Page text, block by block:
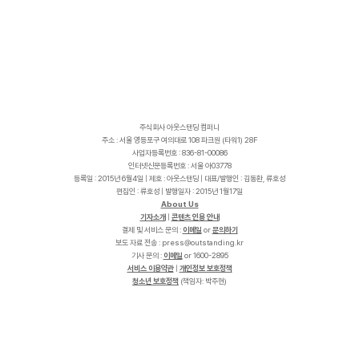
주식회사 아웃스탠딩 컴퍼니
주소 : 서울 영등포구 여의대로 108 파크원 (타워1) 28F
사업자등록번호 : 836-81-00086
인터넷신문등록번호 : 서울 아03778
등록일 : 2015년 6월4일 | 제호 : 아웃스탠딩 | 대표/발행인 : 김동환, 류호성
편집인 : 류호성 | 발행일자 : 2015년 1월17일
About Us
기자소개
콘텐츠 인용 안내
결제 및 서비스 문의 : 이메일 or문의하기
보도 자료 전송 :
r
k
.
g
n
i
d
n
a
t
s
t
u
o
@
s
s
e
r
p
기사 문의 : 이메일 or 1600-2895
서비스 이용약관| 개인정보 보호정책
청소년 보호정책 (책임자: 박주현)